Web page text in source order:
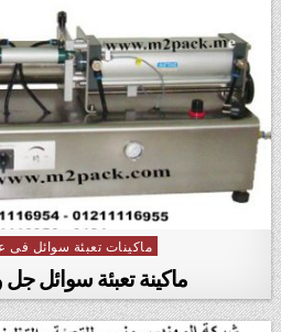
Posted in
ماكينات تعبئة سوائل فى
ماكينة تعبئة سوائل